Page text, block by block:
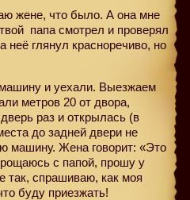
жене, что было. А она мне
папа смотрел и проверял
глянул красноречиво, но
и уехали. Выезжаем
метров 20 от двора,
раз и открылась (в
до задней двери не
машину. Жена говорит: «Это
с папой, прошу у
так, спрашиваю, как моя
буду приезжать!